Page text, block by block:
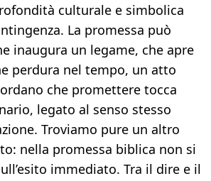
culturale e simbolica
La promessa può
inaugura un legame, che apre
perdura nel tempo, un atto
che promettere tocca
legato al senso stesso
Troviamo pure un altro
nella promessa biblica non si
immediato. Tra il dire e il